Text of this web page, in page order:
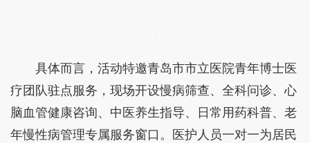
具体而言，活动特邀青岛市市立医院青年博士医
疗团队驻点服务，现场开设慢病筛查、全科问诊、心
脑血管健康咨询、中医养生指导、日常用药科普、老
年慢性病管理专属服务窗口。医护人员一对一为居民